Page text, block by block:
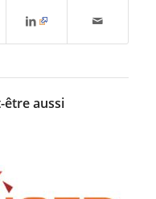
être aussi